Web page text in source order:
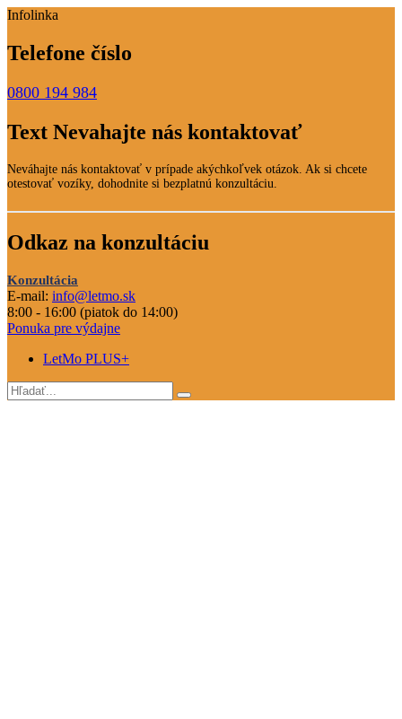
Infolinka
Telefone číslo
0800 194 984
Text Nevahajte nás kontaktovať
Neváhajte nás kontaktovať v prípade akýchkoľvek otázok. Ak si chcete
otestovať vozíky, dohodnite si bezplatnú konzultáciu.
Odkaz na konzultáciu
Konzultácia
E-mail: info@letmo.sk
8:00 - 16:00 (piatok do 14:00)
Ponuka pre výdajne
LetMo PLUS+